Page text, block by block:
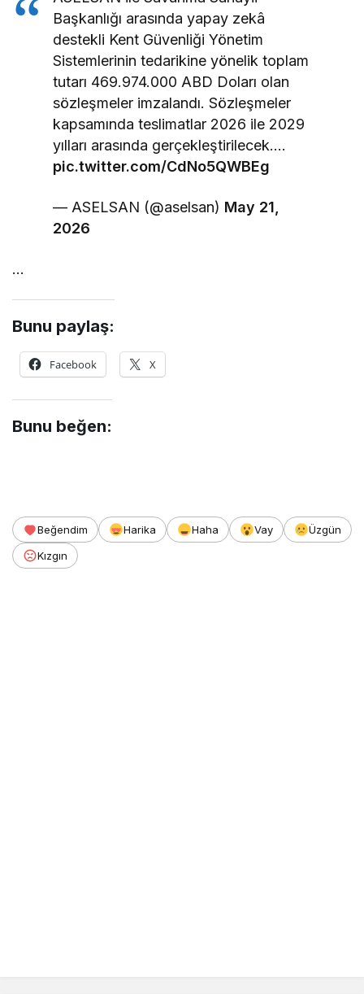
Başkanlığı arasında yapay zekâ
destekli Kent Güvenliği Yönetim
Sistemlerinin tedarikine yönelik toplam
tutarı 469.974.000 ABD Doları olan
sözleşmeler imzalandı. Sözleşmeler
kapsamında teslimatlar 2026 ile 2029
yılları arasında gerçekleştirilecek.…
pic.twitter.com/CdNo5QWBEg
— ASELSAN (@aselsan) May 21,
2026
…
Bunu paylaş:
Facebook X
Bunu beğen:
Beğendim Harika Haha Vay
Üzgün
Kızgın